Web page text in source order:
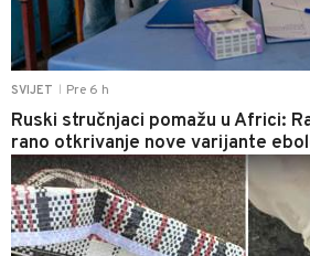
SVIJET Pre 6 h
Ruski stručnjaci pomažu u Africi:
rano otkrivanje nove varijante